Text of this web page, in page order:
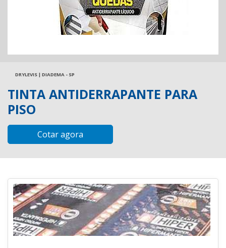
DRYLEVIS | DIADEMA - SP
TINTA ANTIDERRAPANTE PARA
PISO
Cotar agora